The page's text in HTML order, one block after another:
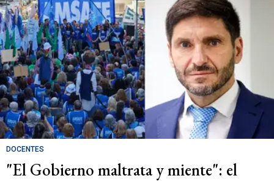
DOCENTES
"El Gobierno maltrata y miente": el